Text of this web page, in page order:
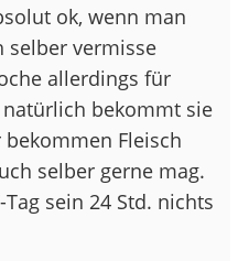
ok, wenn man
selber vermisse
allerdings für
bekommt sie
Fleisch
selber gerne mag.
sein 24 Std. nichts